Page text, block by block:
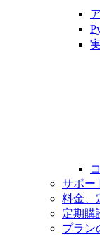
サポー
料金、
定期購
プラン